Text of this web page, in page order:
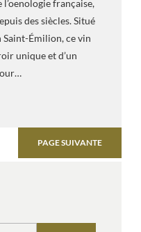
française,
des siècles. Situé
Émilion, ce vin
unique et d’un
PAGE SUIVANTE